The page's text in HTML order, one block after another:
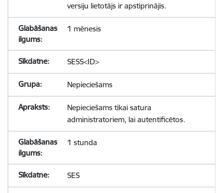
versiju lietotājs ir apstiprinājis.
1 mēnesis
SESS<ID>
Nepieciešams
Nepieciešams tikai satura
administratoriem, lai autentificētos.
1 stunda
SES